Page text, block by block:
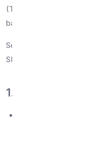
(Tupoksi) yang
bakat, dan
Secara garis besar,
SMP Negeri 9 Malang:
1. Fungsi Utama
resmi di sekolah
mengeksplorasi